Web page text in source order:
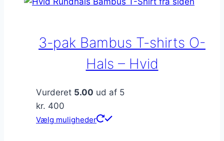
varianter.
vælges
på
varesiden
3-pak Bambus T-shirts O-
Hals – Hvid
Vurderet 5.00 ud af 5
kr. 400
Vælg muligheder
Dette